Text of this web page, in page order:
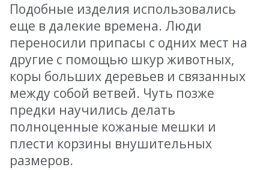
Подобные изделия использовались
еще в далекие времена. Люди
переносили припасы с одних мест на
другие с помощью шкур животных,
коры больших деревьев и связанных
между собой ветвей. Чуть позже
предки научились делать
полноценные кожаные мешки и
плести корзины внушительных
размеров.